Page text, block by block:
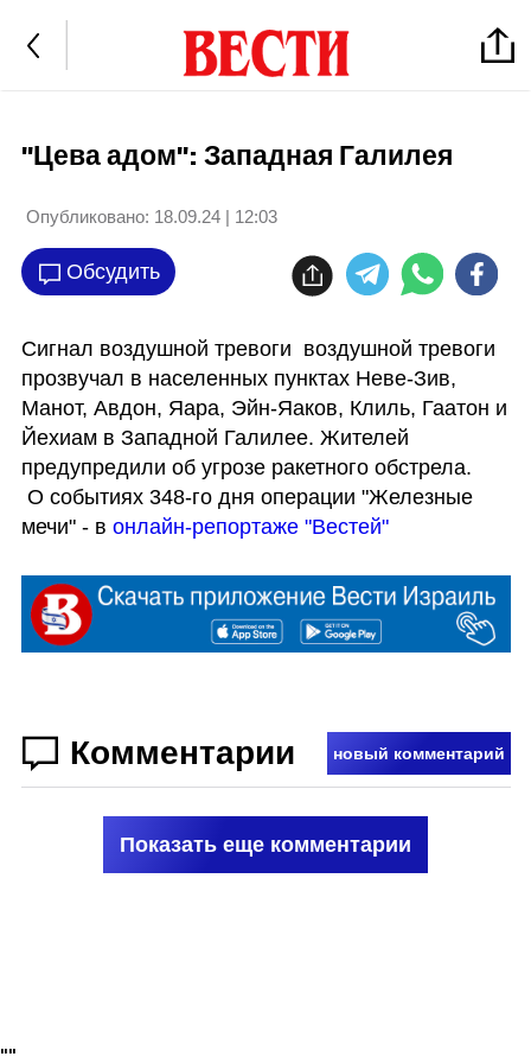
"Цева адом": Западная Галилея
Опубликовано: 18.09.24 | 12:03
Обсудить
Сигнал воздушной тревоги  воздушной тревоги
прозвучал в населенных пунктах Неве-Зив,
Манот, Авдон, Яара, Эйн-Яаков, Клиль, Гаатон и
Йехиам в Западной Галилее. Жителей
предупредили об угрозе ракетного обстрела.
мечи" - в онлайн-репортаже "Вестей"
Комментарии новый комментарий
Показать еще комментарии
""